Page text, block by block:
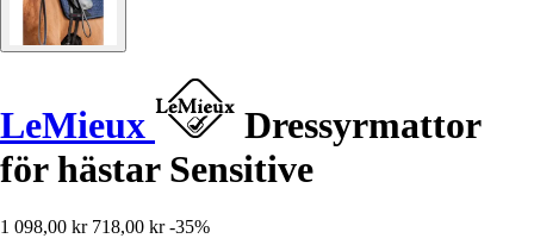
LeMieux
Dressyrmattor
för hästar Sensitive
1 098,00 kr 718,00 kr -35%